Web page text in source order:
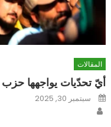
المقالات
أيّ تحدّيات يواجهها حزب
Posted
onسبتمبر 30, 2025